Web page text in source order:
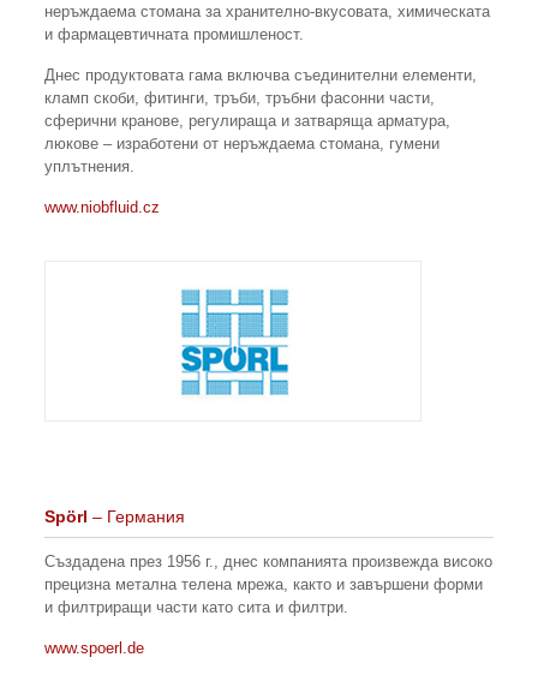
неръждаема стомана за хранително-вкусовата, химическата
и фармацевтичната промишленост.
Днес продуктовата гама включва съединителни елементи,
кламп скоби, фитинги, тръби, тръбни фасонни части,
сферични кранове, регулираща и затваряща арматура,
люкове – изработени от неръждаема стомана, гумени
уплътнения.
www.niobfluid.cz
Spörl – Германия
Създадена през 1956 г., днес компанията произвежда високо
прецизна метална телена мрежа, както и завършени форми
и филтриращи части като сита и филтри.
www.spoerl.de